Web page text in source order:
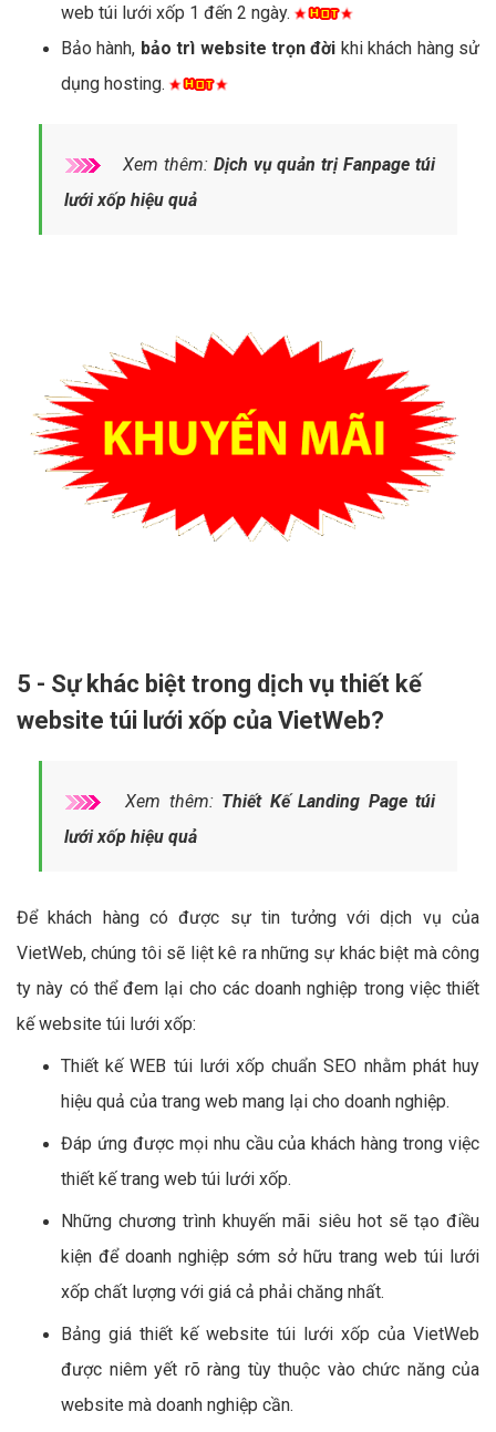
web túi lưới xốp 1 đến 2 ngày.
Bảo hành, bảo trì website trọn đời khi khách hàng sử
dụng hosting.
Xem thêm: Dịch vụ quản trị Fanpage túi
lưới xốp hiệu quả
5 - Sự khác biệt trong dịch vụ thiết kế
website túi lưới xốp của VietWeb?
Xem thêm: Thiết Kế Landing Page túi
lưới xốp hiệu quả
Để khách hàng có được sự tin tưởng với dịch vụ của
VietWeb, chúng tôi sẽ liệt kê ra những sự khác biệt mà công
ty này có thể đem lại cho các doanh nghiệp trong việc thiết
kế website túi lưới xốp:
Thiết kế WEB túi lưới xốp chuẩn SEO nhằm phát huy
hiệu quả của trang web mang lại cho doanh nghiệp.
Đáp ứng được mọi nhu cầu của khách hàng trong việc
thiết kế trang web túi lưới xốp.
Những chương trình khuyến mãi siêu hot sẽ tạo điều
kiện để doanh nghiệp sớm sở hữu trang web túi lưới
xốp chất lượng với giá cả phải chăng nhất.
Bảng giá thiết kế website túi lưới xốp của VietWeb
được niêm yết rõ ràng tùy thuộc vào chức năng của
website mà doanh nghiệp cần.